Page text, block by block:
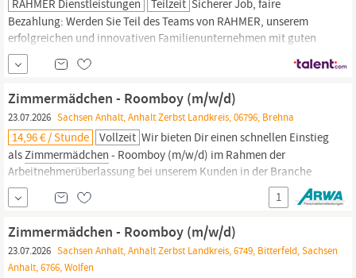
RAHMER Dienstleistungen Teilzeit Sicherer Job, faire
Bezahlung: Werden Sie Teil des Teams von RAHMER, unserem
erfolgreichen und innovativen Familienunternehmen mit guten
Aufstiegsmöglichkeiten! Wir suchen in Halle, Merseburg eine n
Zimmermädchen
Arbeitszeiten: Teilzeit, Beginn 09:00 Uhr bis 15.00 Uhr Wir bieten
Ihnen:
Zimmermädchen - Roomboy (m/w/d)
23.07.2026 Sachsen Anhalt, Anhalt Zerbst Landkreis, 06796, Brehna
14,96 € / Stunde Vollzeit Wir bieten Dir einen schnellen Einstieg
alsZimmermädchen - Roomboy (m/w/d) im Rahmen der
Arbeitnehmerüberlassung bei unserem Kunden in der Branche
Gastronomie & Hotellerie an. Dein neuer Job ist in Vollzeit und
befindet sich in Brehna. Deine Vergütung 14,96 € pro Stunde Wir
bieten Dir Abschlagszahlungen Entlohnung gemäß
1
Zimmermädchen - Roomboy (m/w/d)
23.07.2026 Sachsen Anhalt, Anhalt Zerbst Landkreis, 6749, Bitterfeld, Sachsen
Anhalt, 6766, Wolfen